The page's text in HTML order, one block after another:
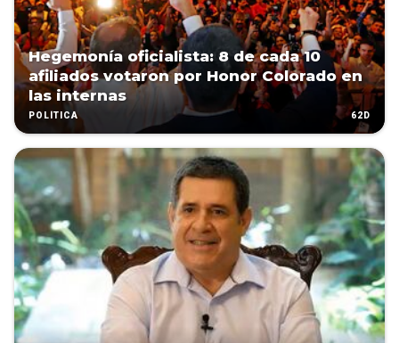
Hegemonía oficialista: 8 de cada 10
afiliados votaron por Honor Colorado en
las internas
POLÍTICA 62D